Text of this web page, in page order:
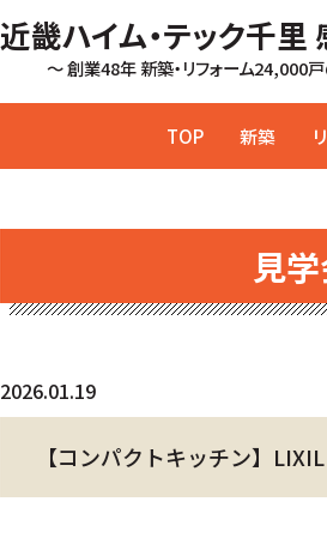
近畿ハイム・テック千里
～ 創業48年 新築・リフォーム24,000
TOP 新築
見
2026.01.19
【コンパクトキッチン】